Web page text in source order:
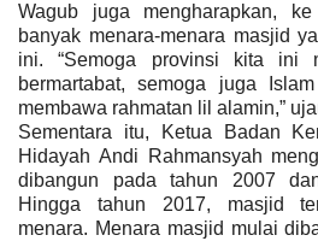
Wagub juga mengharapkan,
banyak menara-menara masjid
ini. “Semoga provinsi kita ini
bermartabat, semoga juga
membawa rahmatan lil alamin,”
Sementara itu, Ketua Badan
Hidayah Andi Rahmansyah
dibangun pada tahun 2007
Hingga tahun 2017, masjid
menara. Menara masjid mulai